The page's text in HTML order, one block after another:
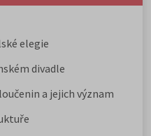
elegie
divadle
a jejich význam